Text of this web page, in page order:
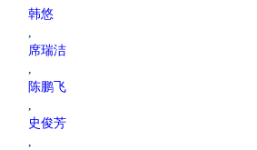
韩悠
,
席瑞洁
,
陈鹏飞
,
史俊芳
,